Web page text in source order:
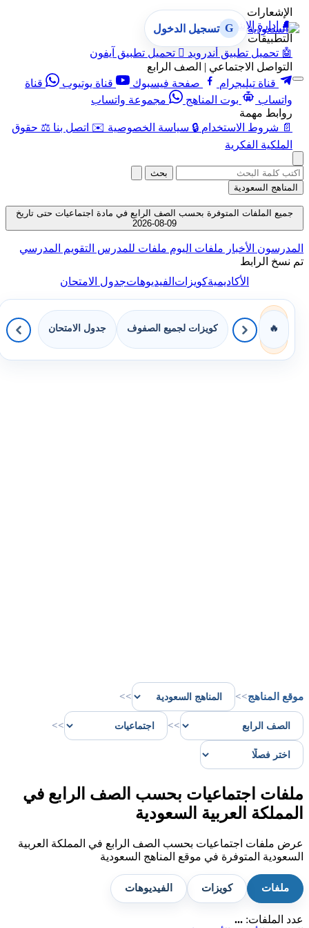
الإشعارات
🔔 إدارة الإشعارات
التطبيقات
🤖 تحميل تطبيق أندرويد  تحميل تطبيق آيفون
التواصل الاجتماعي | الصف الرابع
قناة تيليجرام
صفحة فيسبوك قناة يوتيوب
قناة
واتساب
بوت المناهج
مجموعة واتساب
روابط مهمة
📄 شروط الاستخدام 🔒 سياسة الخصوصية ✉️ اتصل بنا ⚖️ حقوق
الملكية الفكرية
G تسجيل الدخول
بحث
المناهج السعودية
جميع الملفات المتوفرة بحسب الصف الرابع في مادة اجتماعيات حتى تاريخ
09-08-2026
المدرسون الأخبار ملفات اليوم ملفات للمدرس التقويم المدرسي
تم نسخ الرابط
الأكاديميةكويزاتالفيديوهاتجدول الامتحان
🔥 كويزات لجميع الصفوف جدول الامتحان
موقع المناهج>>
>>
>>
>>
ملفات اجتماعيات بحسب الصف الرابع في
المملكة العربية السعودية
عرض ملفات اجتماعيات بحسب الصف الرابع في المملكة العربية
السعودية المتوفرة في موقع المناهج السعودية
ملفات كويزات الفيديوهات
عدد الملفات: ...